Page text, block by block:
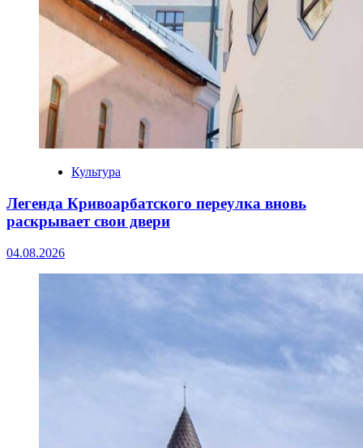
Культура
Легенда Кривоарбатского переулка вновь
раскрывает свои двери
04.08.2026